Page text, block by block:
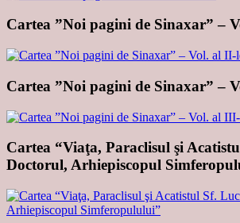
Cartea ”Noi pagini de Sinaxar” –
Cartea ”Noi pagini de Sinaxar” –
Cartea “Viaţa, Paraclisul şi
Doctorul, Arhiepiscopul